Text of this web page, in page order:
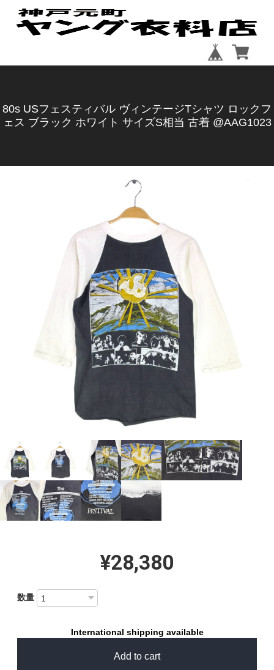
80s USフェスティバル ヴィンテージTシャツ ロックフ
ェス ブラック ホワイト サイズS相当 古着 @AAG1023
¥28,380
数量
International shipping available
Add to cart